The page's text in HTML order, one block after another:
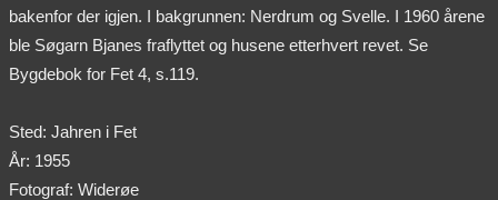
bakenfor der igjen. I bakgrunnen: Nerdrum og Svelle. I 1960 årene
ble Søgarn Bjanes fraflyttet og husene etterhvert revet. Se
Bygdebok for Fet 4, s.119.
Sted: Jahren i Fet
År: 1955
Fotograf: Widerøe